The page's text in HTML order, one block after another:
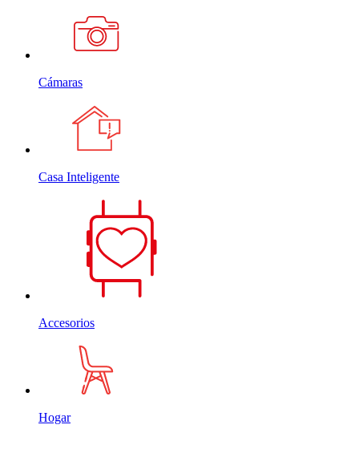
Cámaras
Casa Inteligente
Accesorios
Hogar